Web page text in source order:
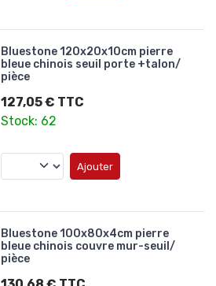
Bluestone 120x20x10cm pierre
bleue chinois seuil porte +talon/
pièce
127,05 € TTC
Stock: 62
Ajouter
Bluestone 100x80x4cm pierre
bleue chinois couvre mur-seuil/
pièce